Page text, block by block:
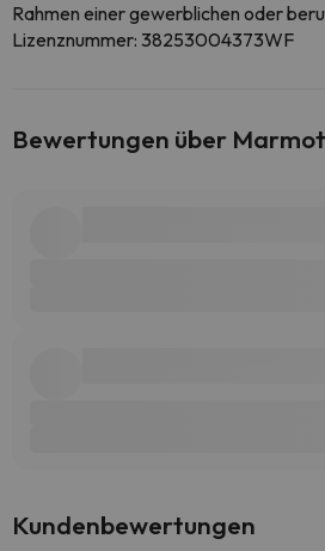
Rahmen einer gewerblichen oder
Lizenznummer: 38253004373WF
Bewertungen über
Kundenbewertungen